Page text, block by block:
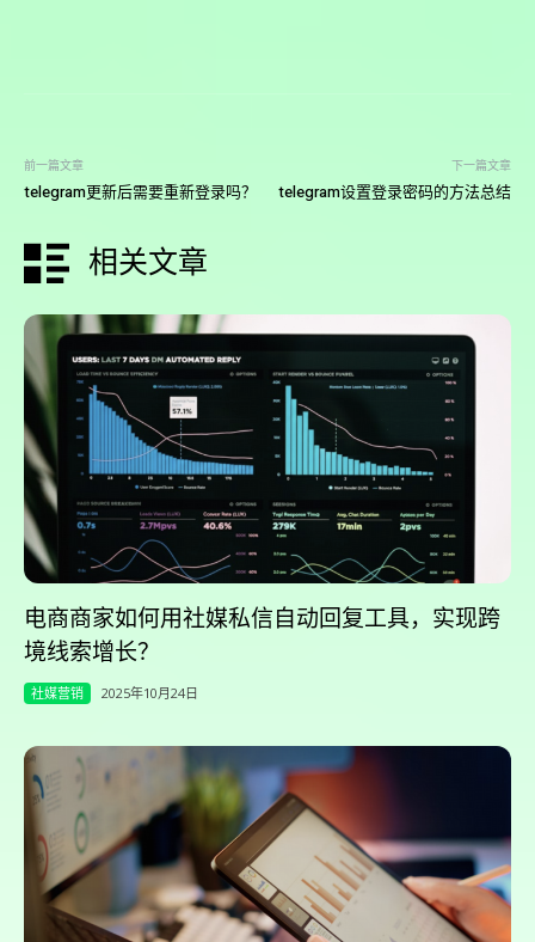
前一篇文章
telegram更新后需要重新登录吗？
下一篇文章
telegram设置登录密码的方法总结
相关文章
电商商家如何用社媒私信自动回复工具，实现跨
境线索增长？
社媒营销 2025年10月24日